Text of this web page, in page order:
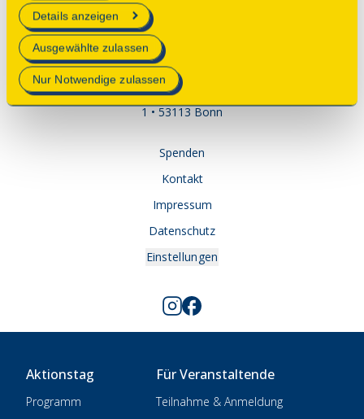
erforderlich sind.
Mehr Informationen finden Sie in unserer
Datenschutzerklärung.
Details anzeigen
Ausgewählte zulassen
Nur Notwendige zulassen
© 2025 Deutsche Stiftung Denkmalschutz • Schlegelstraße
1 • 53113 Bonn
Spenden
Kontakt
Impressum
Datenschutz
Einstellungen
Aktionstag
Programm
Für Veranstaltende
Teilnahme & Anmeldung